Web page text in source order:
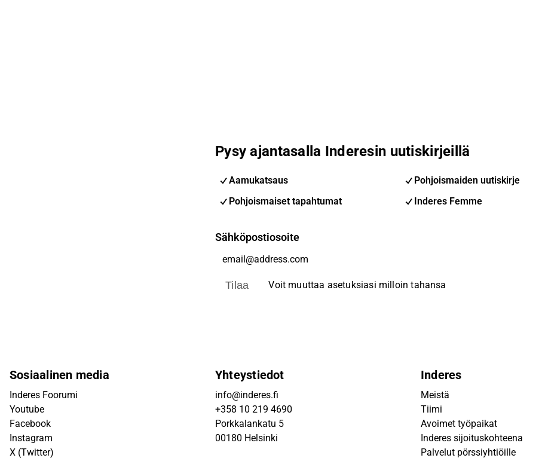
Pysy ajantasalla Inderesin uutiskirjeillä
Aamukatsaus
Pohjoismaiden uutiskirje
Pohjoismaiset tapahtumat
Inderes Femme
Sähköpostiosoite
Tilaa Voit muuttaa asetuksiasi milloin tahansa
Sosiaalinen media
Inderes Foorumi
Youtube
Facebook
Instagram
X (Twitter)
Yhteystiedot
info@inderes.fi
+358 10 219 4690
Porkkalankatu 5
00180 Helsinki
Inderes
Meistä
Tiimi
Avoimet työpaikat
Inderes sijoituskohteena
Palvelut pörssiyhtiöille